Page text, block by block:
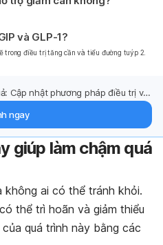
và GLP-1?
điều trị tăng cần và tiểu đường tuýp 2.
Cập nhật phương pháp điều trị và
ngay
giúp làm chậm quá
không ai có thể tránh khỏi.
thể trì hoãn và giảm thiểu
quá trình này bằng các